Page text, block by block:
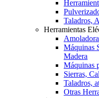
Taladros,
Herramientas
Máquinas
Madera
Máquinas
Sierras,
Taladros,
Otras